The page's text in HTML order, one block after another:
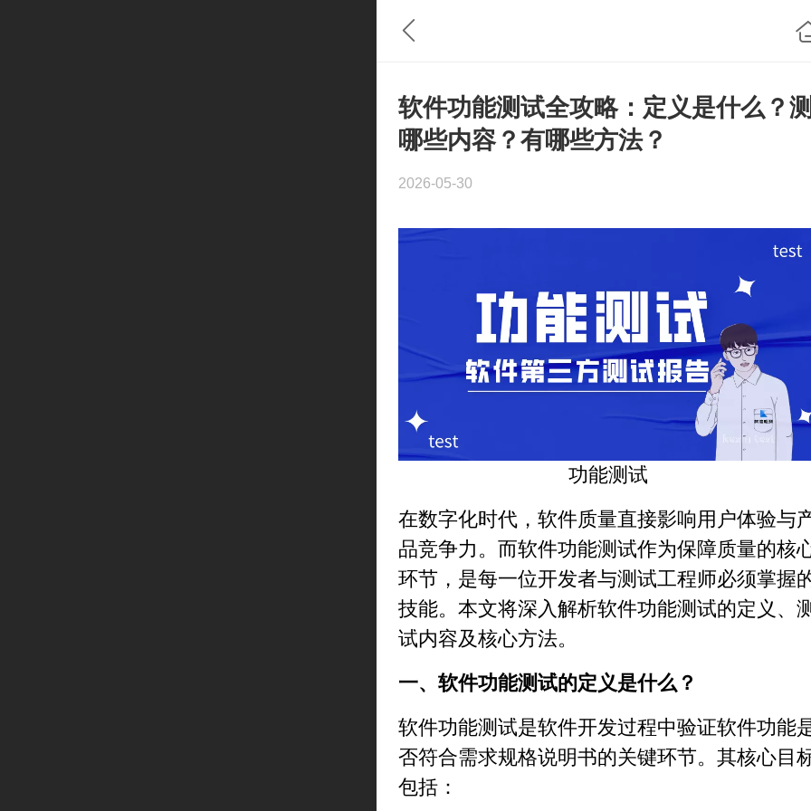
软件功能测试全攻略：定义是什么？
哪些内容？有哪些方法？
2026-05-30
功能测试
在数字化时代，软件质量直接影响用户体验与
品竞争力。而软件功能测试作为保障质量的核
环节，是每一位开发者与测试工程师必须掌握
技能。本文将深入解析软件功能测试的定义、
试内容及核心方法。
一、软件功能测试的定义是什么？
软件功能测试是软件开发过程中验证软件功能
否符合需求规格说明书的关键环节。其核心目
包括：